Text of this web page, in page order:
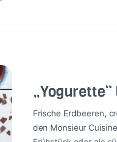
„Yo­gu­ret­te“
Frische Erdbeeren,
den Monsieur